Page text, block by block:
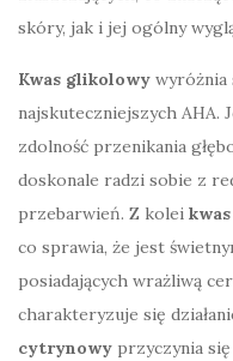
skóry, jak i jej ogólny
Kwas glikolowy wyróżnia
najskuteczniejszych AHA.
zdolność przenikania
doskonale radzi sobie z
przebarwień. Z kolei
co sprawia, że jest
posiadających wrażliwą
charakteryzuje się
cytrynowy przyczynia